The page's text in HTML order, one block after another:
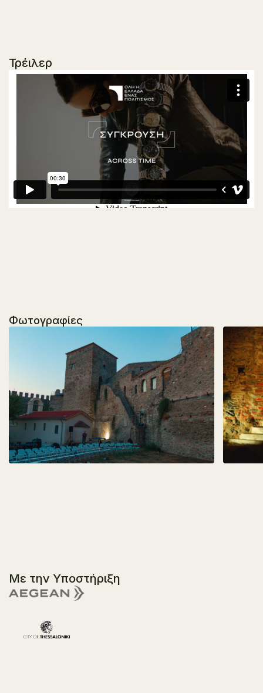
Τρέιλερ
Φωτογραφίες
Με την Υποστήριξη